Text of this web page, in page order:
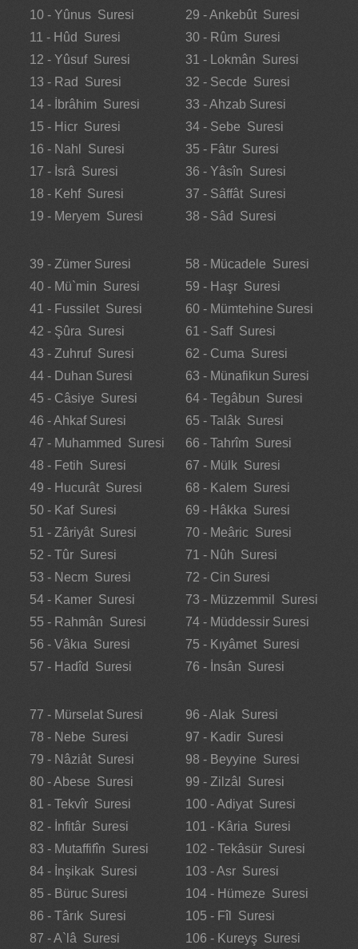
10 - Yûnus Suresi
11 - Hûd Suresi
12 - Yûsuf Suresi
13 - Rad Suresi
14 - İbrâhim Suresi
15 - Hicr Suresi
16 - Nahl Suresi
17 - İsrâ Suresi
18 - Kehf Suresi
19 - Meryem Suresi
29 - Ankebût Suresi
30 - Rûm Suresi
31 - Lokmân Suresi
32 - Secde Suresi
33 - Ahzab Suresi
34 - Sebe Suresi
35 - Fâtır Suresi
36 - Yâsîn Suresi
37 - Sâffât Suresi
38 - Sâd Suresi
39 - Zümer Suresi
40 - Mü`min Suresi
41 - Fussilet Suresi
42 - Şûra Suresi
43 - Zuhruf Suresi
44 - Duhan Suresi
45 - Câsiye Suresi
46 - Ahkaf Suresi
47 - Muhammed Suresi
48 - Fetih Suresi
49 - Hucurât Suresi
50 - Kaf Suresi
51 - Zâriyât Suresi
52 - Tûr Suresi
53 - Necm Suresi
54 - Kamer Suresi
55 - Rahmân Suresi
56 - Vâkıa Suresi
57 - Hadîd Suresi
58 - Mücadele Suresi
59 - Haşr Suresi
60 - Mümtehine Suresi
61 - Saff Suresi
62 - Cuma Suresi
63 - Münafikun Suresi
64 - Tegâbun Suresi
65 - Talâk Suresi
66 - Tahrîm Suresi
67 - Mülk Suresi
68 - Kalem Suresi
69 - Hâkka Suresi
70 - Meâric Suresi
71 - Nûh Suresi
72 - Cin Suresi
73 - Müzzemmil Suresi
74 - Müddessir Suresi
75 - Kıyâmet Suresi
76 - İnsân Suresi
77 - Mürselat Suresi
78 - Nebe Suresi
79 - Nâziât Suresi
80 - Abese Suresi
81 - Tekvîr Suresi
82 - İnfitâr Suresi
83 - Mutaffifîn Suresi
84 - İnşikak Suresi
85 - Büruc Suresi
86 - Târık Suresi
87 - A`lâ Suresi
96 - Alak Suresi
97 - Kadir Suresi
98 - Beyyine Suresi
99 - Zilzâl Suresi
100 - Adiyat Suresi
101 - Kâria Suresi
102 - Tekâsür Suresi
103 - Asr Suresi
104 - Hümeze Suresi
105 - Fîl Suresi
106 - Kureyş Suresi